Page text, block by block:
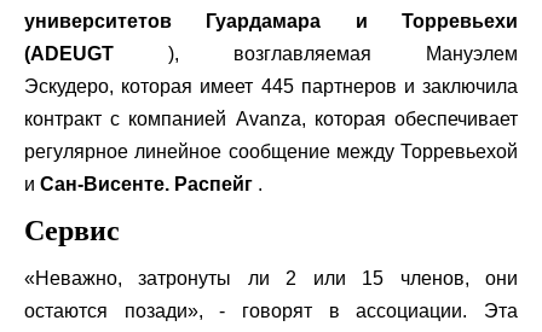
университетов Гуардамара и Торревьехи
(ADEUGT ), возглавляемая Мануэлем
Эскудеро, которая имеет 445 партнеров и заключила
контракт с компанией Avanza, которая обеспечивает
регулярное линейное сообщение между Торревьехой
и Сан-Висенте. Распейг .
Сервис
«Неважно, затронуты ли 2 или 15 членов, они
остаются позади», - говорят в ассоциации. Эта